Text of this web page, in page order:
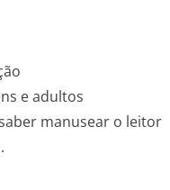
e adultos
manusear o leitor